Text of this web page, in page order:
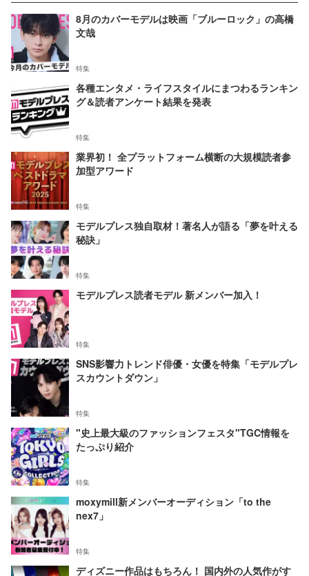
8月のカバーモデルは映画「ブルーロック」の高橋
文哉
特集
各種エンタメ・ライフスタイルにまつわるランキン
グ＆読者アンケート結果を発表
特集
業界初！ 全プラットフォーム横断の大規模読者参
加型アワード
特集
モデルプレス独自取材！著名人が語る「夢を叶える
秘訣」
特集
モデルプレス読者モデル 新メンバー加入！
特集
SNS影響力トレンド俳優・女優を特集「モデルプレ
スカウントダウン」
特集
"史上最大級のファッションフェスタ"TGC情報を
たっぷり紹介
特集
moxymill新メンバーオーディション「to the
nex7」
特集
ディズニー作品はもちろん！ 国内外の人気作がす